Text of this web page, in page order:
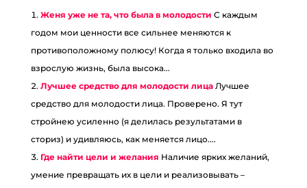
Женя уже не та, что была в молодости С каждым
годом мои ценности все сильнее меняются к
противоположному полюсу! Когда я только входила во
взрослую жизнь, была высока...
Лучшее средство для молодости лица Лучшее
средство для молодости лица. Проверено. Я тут
стройнею усиленно (я делилась результатами в
сториз) и удивляюсь, как меняется лицо....
Где найти цели и желания Наличие ярких желаний,
умение превращать их в цели и реализовывать –